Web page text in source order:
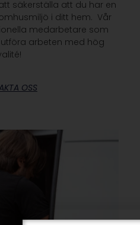
säkerställa att du har en
i ditt hem. Vår
medarbetare som
arbeten med hög
OSS